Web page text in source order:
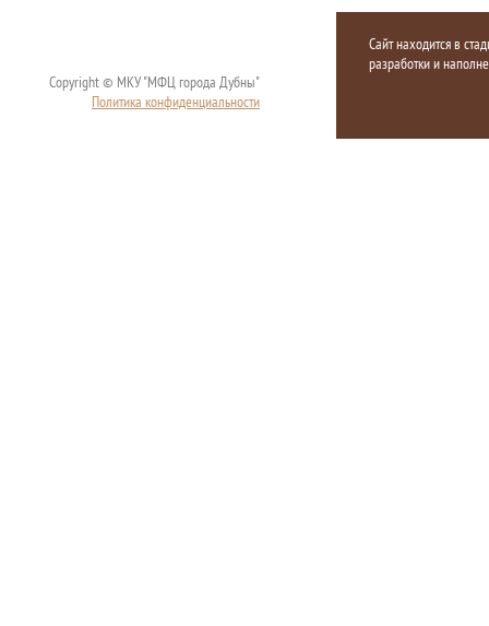
Copyright © МКУ "МФЦ города Дубны"
Политика конфиденциальности
Сайт находится в
разработки и